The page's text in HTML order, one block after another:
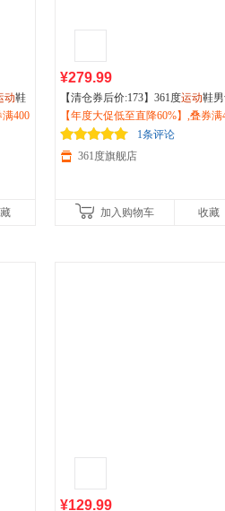
动鞋
棉鞋
满400
¥279.99
【清仓券后价:173】361度运动鞋
2026冬季新款加绒加厚保暖大棉鞋
闲男鞋672546716A
【年度大促低至直降60%】,叠券满
减150/600减230,立即抢购！
1条评论
361度旗舰店
加入购物车 收藏
¥129.99